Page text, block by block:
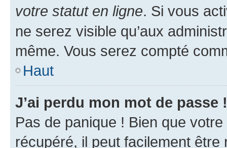
votre statut en ligne. Si vous
ne serez visible qu’aux
même. Vous serez compté
Haut
J’ai perdu mon mot de passe !
Pas de panique ! Bien que
récupéré, il peut facilement